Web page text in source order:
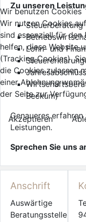
Zu unseren
Steuerberatung
Lohn- und
Beckum)
Genaueres
Leistungen.
Sprechen Sie uns
Anschrift
Auswärtige
Beratungsstelle
Wir benutzen Cookies
Wir nutzen Cookies
sind essenziell für den
helfen, diese Website
(Tracking Cookies).
die Cookies zulassen
einer Ablehnung
der Seite zur
Akzeptieren